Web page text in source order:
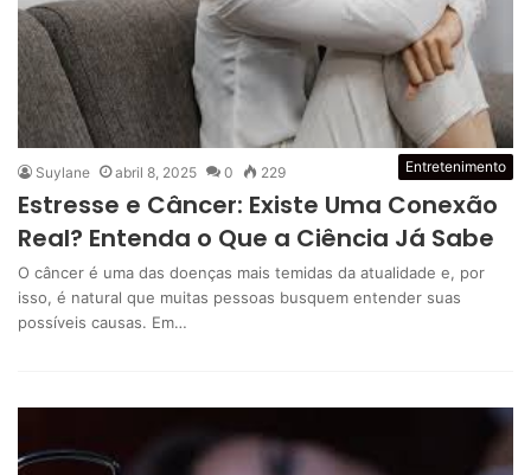
Entretenimento
Suylane abril 8, 2025 0 229
Estresse e Câncer: Existe Uma Conexão
Real? Entenda o Que a Ciência Já Sabe
O câncer é uma das doenças mais temidas da atualidade e, por
isso, é natural que muitas pessoas busquem entender suas
possíveis causas. Em…